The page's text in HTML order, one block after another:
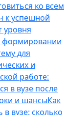
ко всем
к успешной
уровня
формировании
для
и
работе:
в вузе после
и шансыКак
вузе: сколько